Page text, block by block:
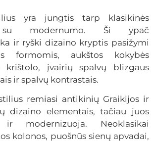
yra jungtis tarp klasikinės
su modernumo. Ši ypač
ir ryški dizaino kryptis pasižymi
formomis, aukštos kokybės
krištolo, įvairių spalvų blizgaus
ir spalvų kontrastais.
remiasi antikinių Graikijos ir
dizaino elementais, tačiau juos
ir modernizuoja. Neoklasikai
kolonos, puošnūs sienų apvadai,